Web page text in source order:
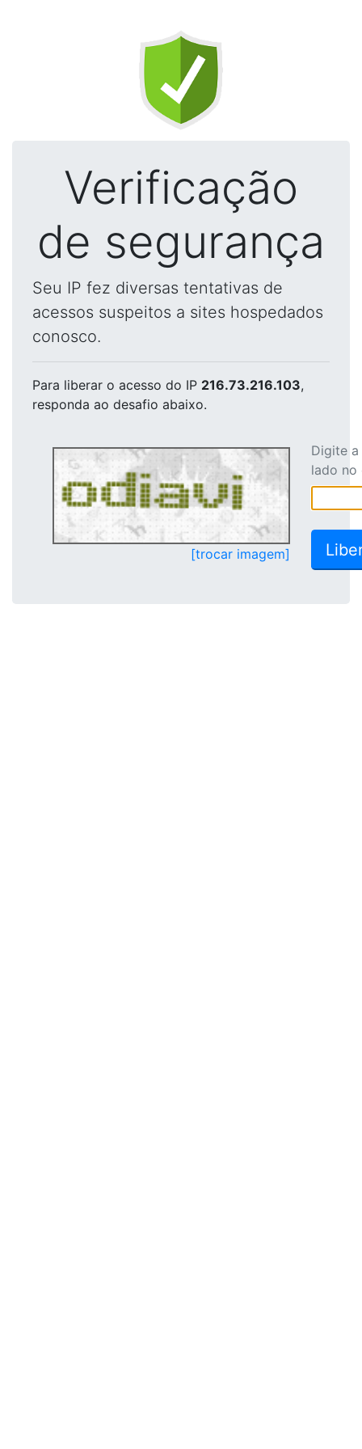
Verificação
de segurança
Seu IP fez diversas tentativas de
acessos suspeitos a sites hospedados
conosco.
Para liberar o acesso do IP 216.73.216.103,
responda ao desafio abaixo.
[trocar imagem]
Digite
lado no